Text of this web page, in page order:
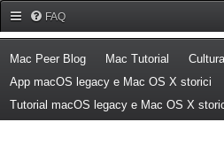
FAQ
Mac Peer Blog(Opens a new tab)
Mac Tutorial (Opens a
App macOS legacy e Mac OS X storici
Tutorial macOS legacy e Mac OS X